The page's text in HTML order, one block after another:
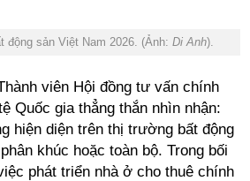
động sản Việt Nam 2026. (Ảnh: Di Anh).
viên Hội đồng tư vấn chính
Quốc gia thẳng thắn nhìn nhận:
hiện diện trên thị trường bất động
khúc hoặc toàn bộ. Trong bối
phát triển nhà ở cho thuê chính